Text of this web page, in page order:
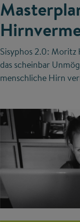
Sisyphos 2.0:
das scheinbar
menschliche Hirn